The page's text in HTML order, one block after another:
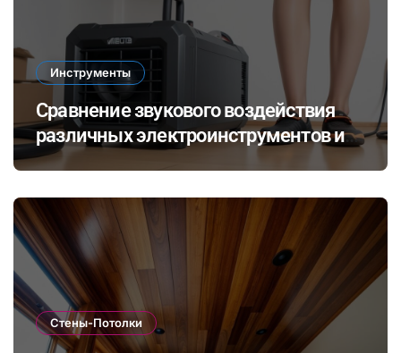
Инструменты
Сравнение звукового воздействия
различных электроинструментов и
его влияние на здоровье при ремонте
Стены-Потолки